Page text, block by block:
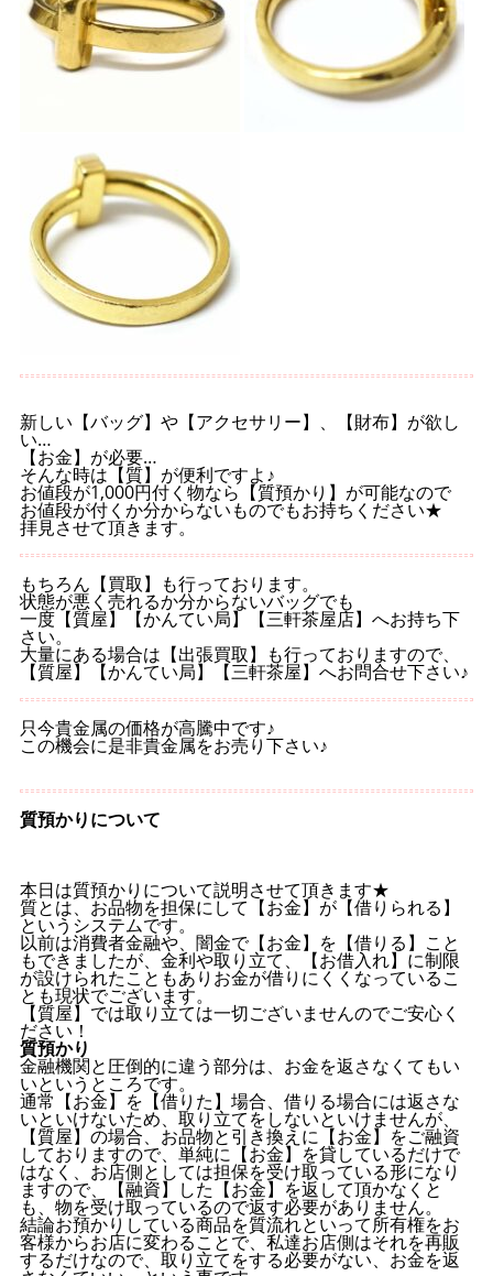
新しい【バッグ】や【アクセサリー】、【財布】が欲し
い…
【お金】が必要…
そんな時は【質】が便利ですよ♪
お値段が1,000円付く物なら【質預かり】が可能なので
お値段が付くか分からないものでもお持ちください★
拝見させて頂きます。
もちろん【買取】も行っております。
状態が悪く売れるか分からないバッグでも
一度【質屋】【かんてい局】【三軒茶屋店】へお持ち下
さい。
大量にある場合は【出張買取】も行っておりますので、
【質屋】【かんてい局】【三軒茶屋】へお問合せ下さい♪
只今貴金属の価格が高騰中です♪
この機会に是非貴金属をお売り下さい♪
質預かりについて
本日は質預かりについて説明させて頂きます★
質とは、お品物を担保にして【お金】が【借りられる】
というシステムです。
以前は消費者金融や、闇金で【お金】を【借りる】こと
もできましたが、金利や取り立て、【お借入れ】に制限
が設けられたこともありお金が借りにくくなっているこ
とも現状でございます。
【質屋】では取り立ては一切ございませんのでご安心く
ださい！
質預かり
金融機関と圧倒的に違う部分は、お金を返さなくてもい
いというところです。
通常【お金】を【借りた】場合、借りる場合には返さな
いといけないため、取り立てをしないといけませんが、
【質屋】の場合、お品物と引き換えに【お金】をご融資
しておりますので、単純に【お金】を貸しているだけで
はなく、お店側としては担保を受け取っている形になり
ますので、【融資】した【お金】を返して頂かなくと
も、物を受け取っているので返す必要がありません。
結論お預かりしている商品を質流れといって所有権をお
客様からお店に変わることで、私達お店側はそれを再販
するだけなので、取り立てをする必要がない、お金を返